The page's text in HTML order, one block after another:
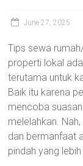
June 27, 2025
Tips sewa
properti lokal
terutama untuk
Baik itu karena
mencoba
melelahkan.
dan bermanfaat
pindah yang